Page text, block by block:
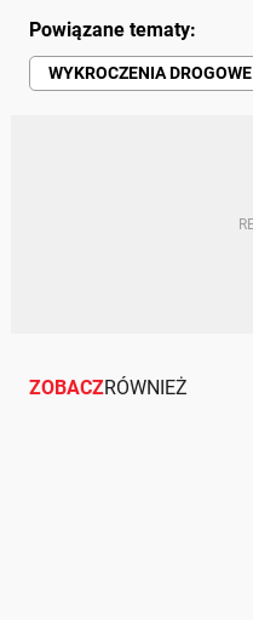
Powiązane tematy:
WYKROCZENIA DROGOWE
ZOBACZRÓWNIEŻ